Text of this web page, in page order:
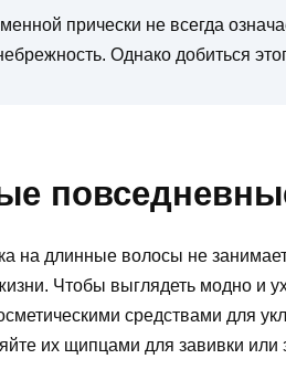
прически не всегда
Однако добиться
на длинные волосы не
Чтобы выглядеть модно и
средствами для
их щипцами для завивки или